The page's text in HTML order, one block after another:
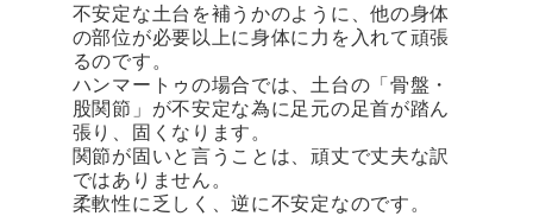
不安定な土台を補うかのように、他の身体
の部位が必要以上に身体に力を入れて頑張
るのです。
ハンマートゥの場合では、土台の「骨盤・
股関節」が不安定な為に足元の足首が踏ん
張り、固くなります。
関節が固いと言うことは、頑丈で丈夫な訳
ではありません。
柔軟性に乏しく、逆に不安定なのです。